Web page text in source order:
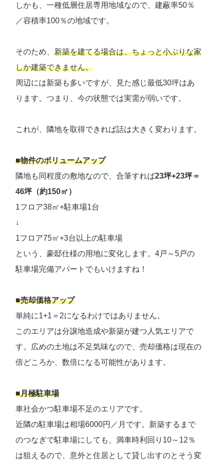
しかも、一種低層住居専用地域なので、建蔽率50％
／容積率100％の地域です。
そのため、 新築を建てる場合は、ちょっと小ぶりな家
しか建築できません。
周辺には新築も多いですが、見た感じ最低30坪はあ
ります。つまり、今の状態では実需が弱いです。
これが、隣地を取得できれば話は大きく変わります。
■物件のボリュームアップ
隣地も同程度の敷地なので、合筆すれば23坪+23坪＝
46坪（約150㎡）
1フロア38㎡+駐車場1台
↓
1フロア75㎡+3台以上の駐車場
という、豪邸仕様の用地に変化します。4戸～5戸の
駐車場完備アパートでもいけますね！
■売却価格アップ
単純に1+1＝2になるわけではありません。
このエリアは分譲地造成や新築が建つ人気エリアで
す。広めの土地は不足気味なので、売却価格は現在の
倍どころか、数倍になる可能性があります。
■月極駐車場
車社会かつ駐車場不足のエリアです。
近隣の駐車場は相場6000円／月です。新築するまで
のつなぎで駐車場にしても、満車時利回り10～12％
は狙えるので、意外と住居として貸し出すのとそう変